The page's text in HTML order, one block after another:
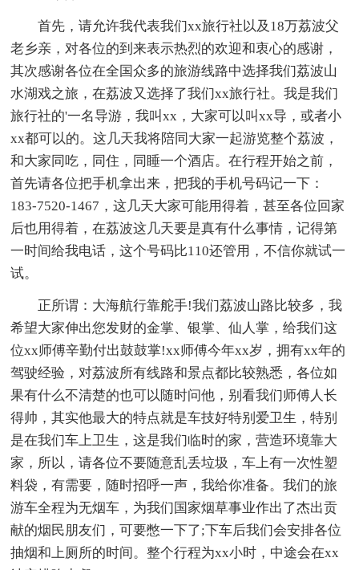
首先，请允许我代表我们xx旅行社以及18万荔波父
老乡亲，对各位的到来表示热烈的欢迎和衷心的感谢，
其次感谢各位在全国众多的旅游线路中选择我们荔波山
水湖戏之旅，在荔波又选择了我们xx旅行社。我是我们
旅行社的'一名导游，我叫xx，大家可以叫xx导，或者小
xx都可以的。这几天我将陪同大家一起游览整个荔波，
和大家同吃，同住，同睡一个酒店。在行程开始之前，
首先请各位把手机拿出来，把我的手机号码记一下：
183-7520-1467，这几天大家可能用得着，甚至各位回家
后也用得着，在荔波这几天要是真有什么事情，记得第
一时间给我电话，这个号码比110还管用，不信你就试一
试。
正所谓：大海航行靠舵手!我们荔波山路比较多，我
希望大家伸出您发财的金掌、银掌、仙人掌，给我们这
位xx师傅辛勤付出鼓鼓掌!xx师傅今年xx岁，拥有xx年的
驾驶经验，对荔波所有线路和景点都比较熟悉，各位如
果有什么不清楚的也可以随时问他，别看我们师傅人长
得帅，其实他最大的特点就是车技好特别爱卫生，特别
是在我们车上卫生，这是我们临时的家，营造环境靠大
家，所以，请各位不要随意乱丢垃圾，车上有一次性塑
料袋，有需要，随时招呼一声，我给你准备。我们的旅
游车全程为无烟车，为我们国家烟草事业作出了杰出贡
献的烟民朋友们，可要憋一下了;下车后我们会安排各位
抽烟和上厕所的时间。整个行程为xx小时，中途会在xx